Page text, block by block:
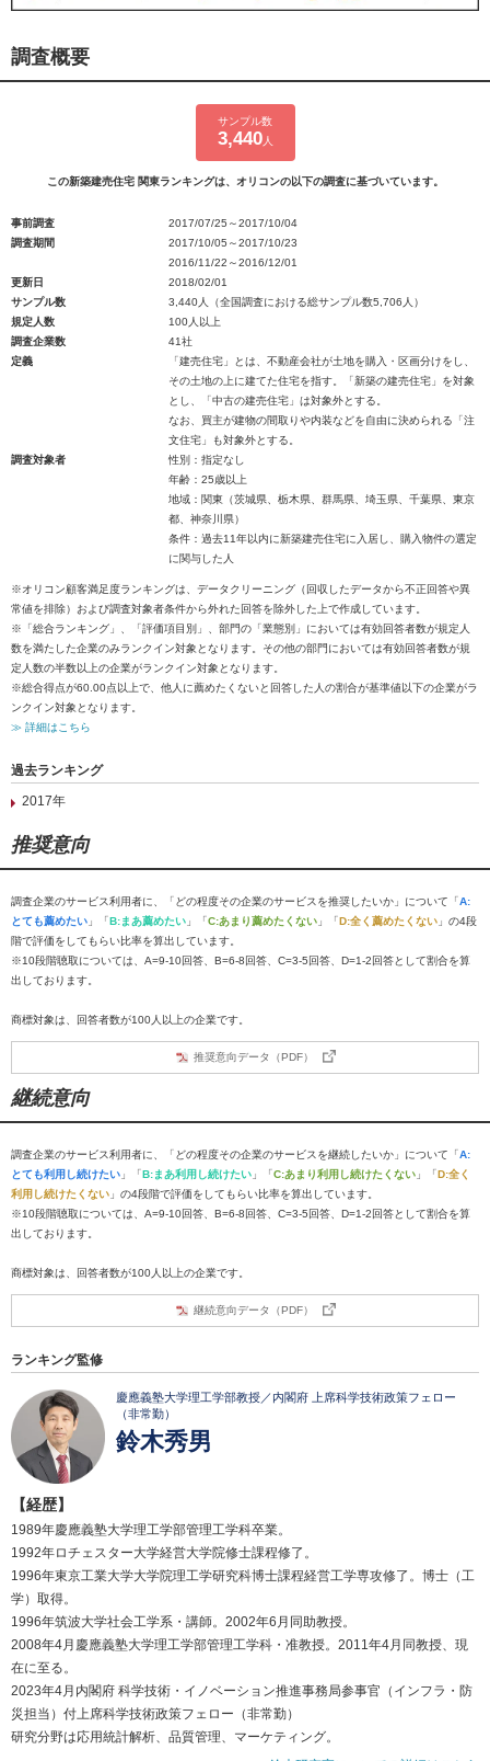
調査概要
サンプル数
3,440人
この新築建売住宅 関東ランキングは、オリコンの以下の調査に基づいています。
事前調査
2017/07/25～2017/10/04
調査期間
2017/10/05～2017/10/23
2016/11/22～2016/12/01
更新日
2018/02/01
サンプル数
3,440人（全国調査における総サンプル数5,706人）
規定人数
100人以上
調査企業数
41社
定義
「建売住宅」とは、不動産会社が土地を購入・区画分けをし、
その土地の上に建てた住宅を指す。「新築の建売住宅」を対象
とし、「中古の建売住宅」は対象外とする。
なお、買主が建物の間取りや内装などを自由に決められる「注
文住宅」も対象外とする。
調査対象者
性別：指定なし
年齢：25歳以上
地域：関東（茨城県、栃木県、群馬県、埼玉県、千葉県、東京
都、神奈川県）
条件：過去11年以内に新築建売住宅に入居し、購入物件の選定
に関与した人
※オリコン顧客満足度ランキングは、データクリーニング（回収したデータから不正回答や異
常値を排除）および調査対象者条件から外れた回答を除外した上で作成しています。
※「総合ランキング」、「評価項目別」、部門の「業態別」においては有効回答者数が規定人
数を満たした企業のみランクイン対象となります。その他の部門においては有効回答者数が規
定人数の半数以上の企業がランクイン対象となります。
※総合得点が60.00点以上で、他人に薦めたくないと回答した人の割合が基準値以下の企業がラ
ンクイン対象となります。
≫ 詳細はこちら
過去ランキング
2017年
推奨意向
調査企業のサービス利用者に、「どの程度その企業のサービスを推奨したいか」について「A:
とても薦めたい 」「B:まあ薦めたい 」「C:あまり薦めたくない 」「D:全く薦めたくない 」の4段
階で評価をしてもらい比率を算出しています。
※10段階聴取については、A=9-10回答、B=6-8回答、C=3-5回答、D=1-2回答として割合を算
出しております。
商標対象は、回答者数が100人以上の企業です。
推奨意向データ（PDF）
継続意向
調査企業のサービス利用者に、「どの程度その企業のサービスを継続したいか」について「A:
とても利用し続けたい 」「B:まあ利用し続けたい 」「C:あまり利用し続けたくない 」「D:全く
利用し続けたくない 」の4段階で評価をしてもらい比率を算出しています。
※10段階聴取については、A=9-10回答、B=6-8回答、C=3-5回答、D=1-2回答として割合を算
出しております。
商標対象は、回答者数が100人以上の企業です。
継続意向データ（PDF）
ランキング監修
慶應義塾大学理工学部教授／内閣府 上席科学技術政策フェロー
（非常勤）
鈴木秀男
【経歴】
1989年慶應義塾大学理工学部管理工学科卒業。
1992年ロチェスター大学経営大学院修士課程修了。
1996年東京工業大学大学院理工学研究科博士課程経営工学専攻修了。博士（工
学）取得。
1996年筑波大学社会工学系・講師。2002年6月同助教授。
2008年4月慶應義塾大学理工学部管理工学科・准教授。2011年4月同教授、現
在に至る。
2023年4月内閣府 科学技術・イノベーション推進事務局参事官（インフラ・防
災担当）付上席科学技術政策フェロー（非常勤）
研究分野は応用統計解析、品質管理、マーケティング。